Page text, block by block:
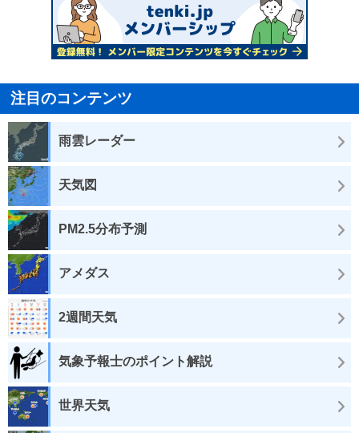
注目のコンテンツ
雨雲レーダー
天気図
PM2.5分布予測
アメダス
2週間天気
気象予報士のポイント解説
世界天気